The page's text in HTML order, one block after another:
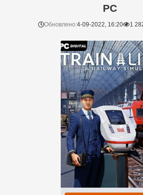
PC
Обновлено:4-09-2022, 16:20 1